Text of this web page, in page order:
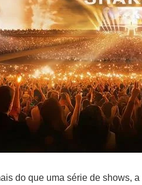
do que uma série de shows,